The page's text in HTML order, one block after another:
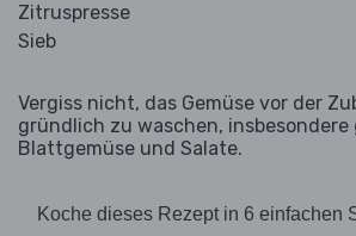
Zitruspresse
Sieb
Vergiss nicht, das Gemüse vor der
gründlich zu waschen, insbesondere
Blattgemüse und Salate.
Koche dieses Rezept in 6 einfachen